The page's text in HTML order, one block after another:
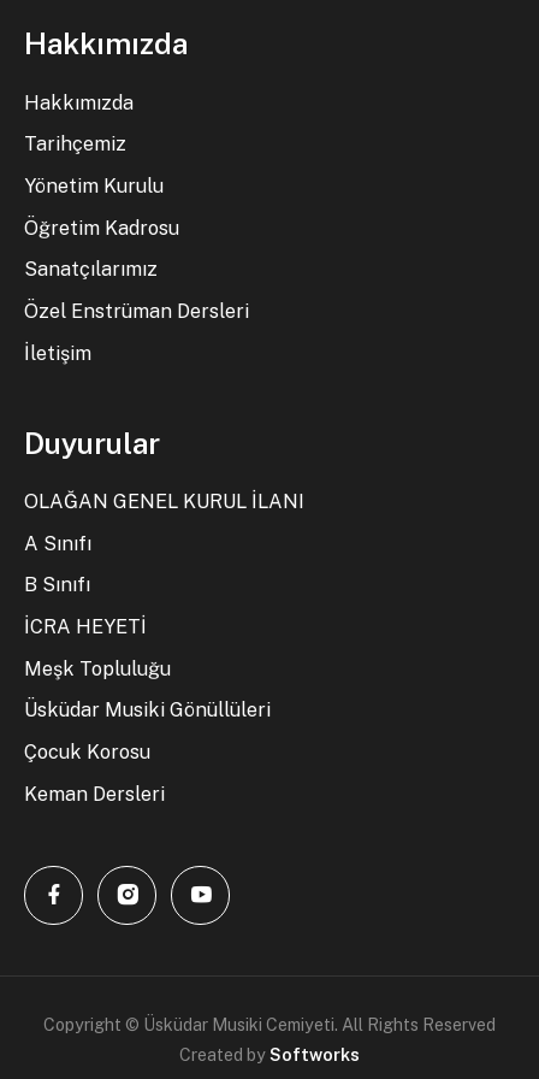
Hakkımızda
Hakkımızda
Tarihçemiz
Yönetim Kurulu
Öğretim Kadrosu
Sanatçılarımız
Özel Enstrüman Dersleri
İletişim
Duyurular
OLAĞAN GENEL KURUL İLANI
A Sınıfı
B Sınıfı
İCRA HEYETİ
Meşk Topluluğu
Üsküdar Musiki Gönüllüleri
Çocuk Korosu
Keman Dersleri
Copyright © Üsküdar Musiki Cemiyeti. All Rights Reserved
Created bySoftworks